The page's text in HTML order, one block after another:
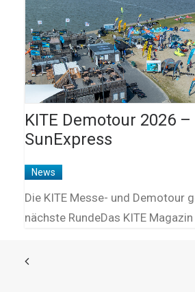
KITE Demotour 2026
SunExpress
News
Die KITE Messe- und Demotour
nächste RundeDas KITE